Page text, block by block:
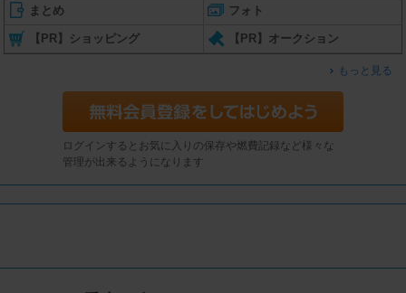
まとめ フォト
【PR】ショッピング 【PR】オークション
もっと見る
ログインするとお気に入りの保存や燃費記録など様々な
管理が出来るようになります